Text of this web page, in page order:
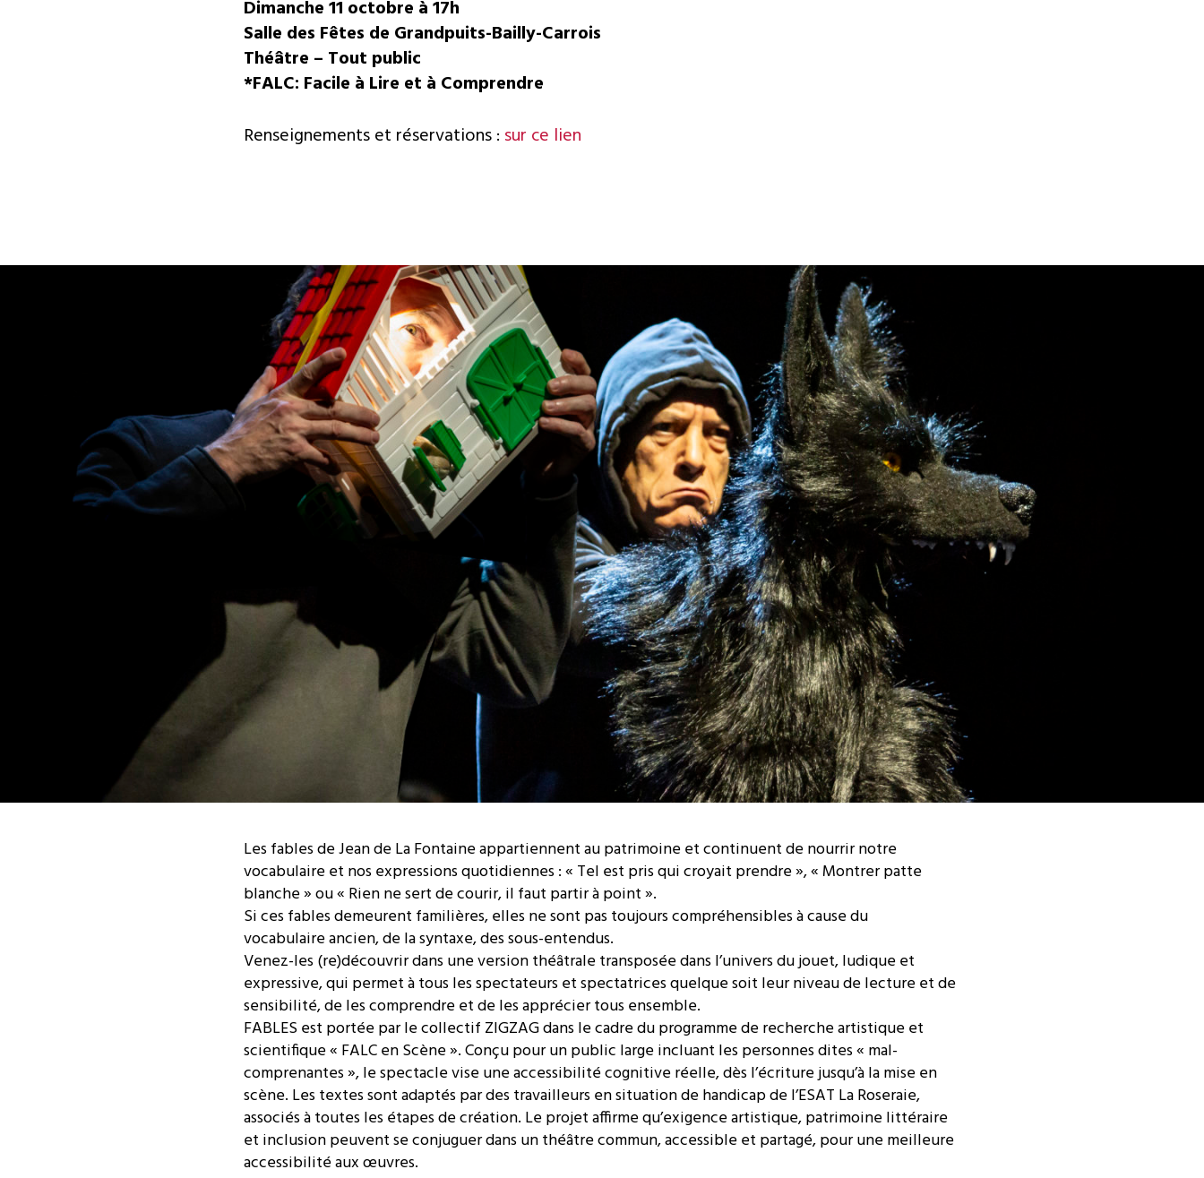
Dimanche 11 octobre à 17h
Salle des Fêtes de Grandpuits-Bailly-Carrois
Théâtre – Tout public
*FALC: Facile à Lire et à Comprendre
Renseignements et réservations : sur ce lien
Les fables de Jean de La Fontaine appartiennent au patrimoine et continuent de nourrir notre
vocabulaire et nos expressions quotidiennes : « Tel est pris qui croyait prendre », « Montrer patte
blanche » ou « Rien ne sert de courir, il faut partir à point ».
Si ces fables demeurent familières, elles ne sont pas toujours compréhensibles à cause du
vocabulaire ancien, de la syntaxe, des sous-entendus.
Venez-les (re)découvrir dans une version théâtrale transposée dans l’univers du jouet, ludique et
expressive, qui permet à tous les spectateurs et spectatrices quelque soit leur niveau de lecture et de
sensibilité, de les comprendre et de les apprécier tous ensemble.
FABLES est portée par le collectif ZIGZAG dans le cadre du programme de recherche artistique et
scientifique « FALC en Scène ». Conçu pour un public large incluant les personnes dites « mal-
comprenantes », le spectacle vise une accessibilité cognitive réelle, dès l’écriture jusqu’à la mise en
scène. Les textes sont adaptés par des travailleurs en situation de handicap de l’ESAT La Roseraie,
associés à toutes les étapes de création. Le projet affirme qu’exigence artistique, patrimoine littéraire
et inclusion peuvent se conjuguer dans un théâtre commun, accessible et partagé, pour une meilleure
accessibilité aux œuvres.